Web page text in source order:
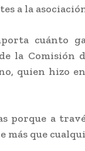
a la
cuánto
la Comisión
quien hizo
porque a
que